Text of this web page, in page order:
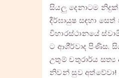
සියලු දෙනාටම
දීර්ඝායුෂ සඳහා
විහාරස්ථානයේ
ට ආශි්ර්වාද පිණිස.
උතුම් චතුරාර්ය සත්‍ය
නිවන් සුව